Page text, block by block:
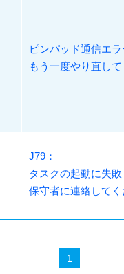
ピンパッド通信エラ
もう一度やり直して
J79：
タスクの起動に失敗
保守者に連絡してく